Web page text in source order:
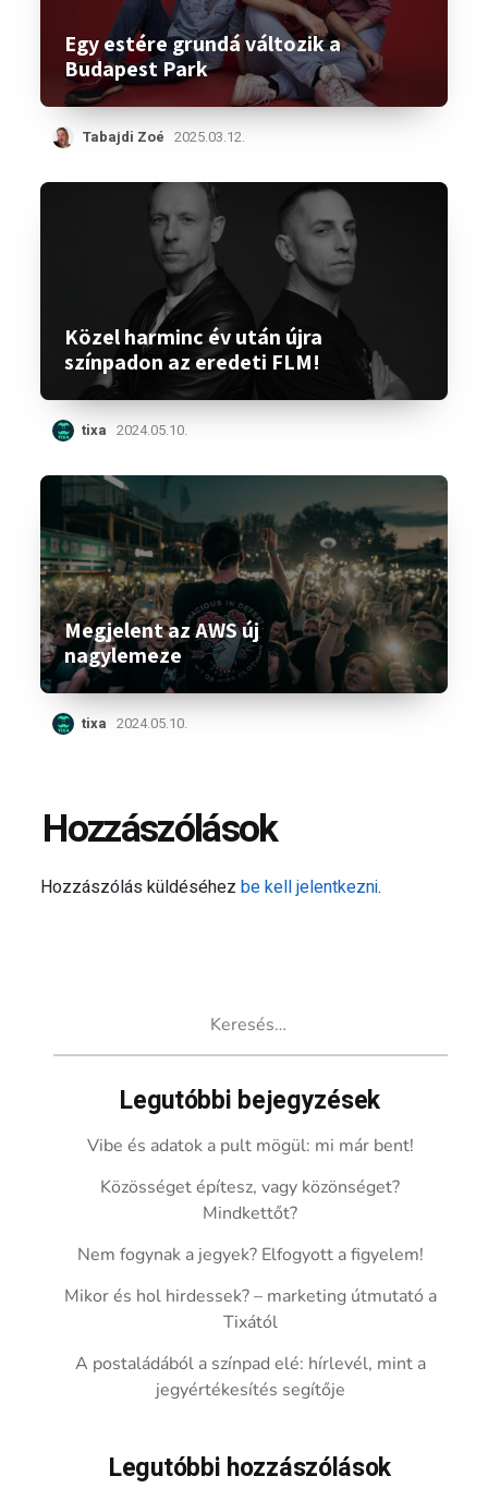
Egy estére grundá változik a
Budapest Park
Tabajdi Zoé 2025.03.12.
Közel harminc év után újra
színpadon az eredeti FLM!
tixa 2024.05.10.
Megjelent az AWS új
nagylemeze
tixa 2024.05.10.
Hozzászólások
Hozzászólás küldéséhezbe kell jelentkezni.
Legutóbbi bejegyzések
Vibe és adatok a pult mögül: mi már bent!
Közösséget építesz, vagy közönséget?
Mindkettőt?
Nem fogynak a jegyek? Elfogyott a figyelem!
Mikor és hol hirdessek? – marketing útmutató a
Tixától
A postaládából a színpad elé: hírlevél, mint a
jegyértékesítés segítője
Legutóbbi hozzászólások